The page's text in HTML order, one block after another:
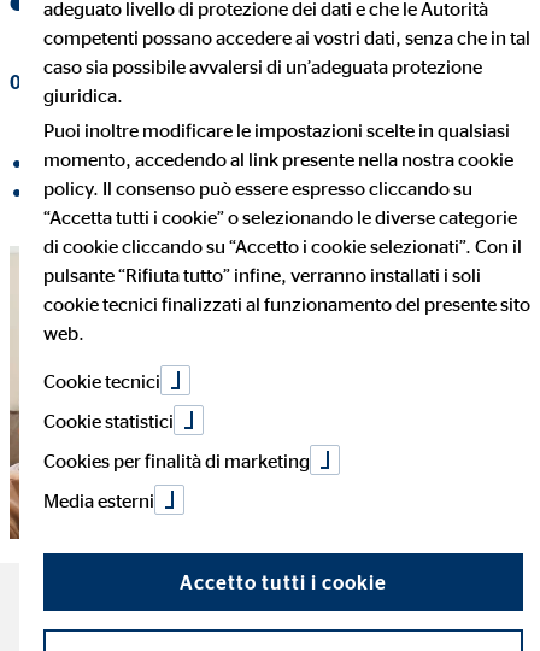
02. settembre 2024 OVB Consulenza Patrimoniale srl
Condividi su Facebook
Condividi su LinkedIn
I dati più importanti sugli
adeguato livello di protezione dei dati e che le Autorità
competenti possano accedere ai vostri dati, senza che in tal
caso sia possibile avvalersi di un’adeguata protezione
giuridica.
Puoi inoltre modificare le impostazioni scelte in qualsiasi
momento, accedendo al link presente nella nostra cookie
policy. Il consenso può essere espresso cliccando su
“Accetta tutti i cookie” o selezionando le diverse categorie
di cookie cliccando su “Accetto i cookie selezionati”. Con il
pulsante “Rifiuta tutto” infine, verranno installati i soli
cookie tecnici finalizzati al funzionamento del presente sito
web.
Cookie tecnici
Cookie statistici
Cookies per finalità di marketing
Media esterni
Accetto tutti i cookie